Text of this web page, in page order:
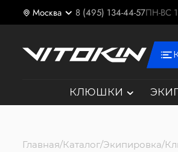
Москва 8 (495) 134-44-57ПН-ВС
КЛЮШКИ
Главная Каталог Экипировка